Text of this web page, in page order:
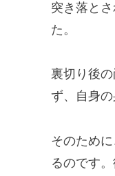
突き落と
た。
裏切り後の
ず、自身
そのため
るのです